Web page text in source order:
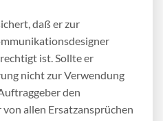
daß er zur
ist. Sollte er
nicht zur Verwendung
den
allen Ersatzansprüchen